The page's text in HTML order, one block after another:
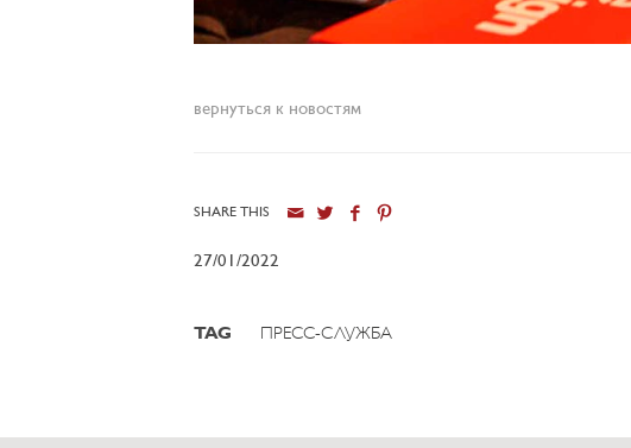
вернуться к новостям
SHARE THIS
27/01/2022
TAG ПРЕСС-СЛУЖБА